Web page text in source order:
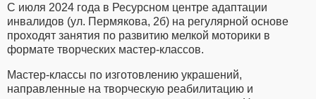
С июля 2024 года в Ресурсном центре адаптации
инвалидов (ул. Пермякова, 2б) на регулярной основе
проходят занятия по развитию мелкой моторики в
формате творческих мастер-классов.
Мастер-классы по изготовлению украшений,
направленные на творческую реабилитацию и